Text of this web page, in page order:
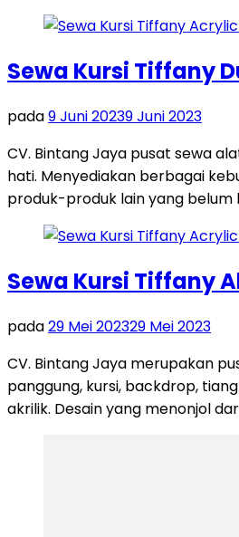
Sewa Kursi Tiffany
pada9 Juni 20239 Juni 2023
CV. Bintang Jaya pusat sewa
hati. Menyediakan berbagai
produk-produk lain yang belum
Sewa Kursi Tiffany
pada29 Mei 202329 Mei 2023
CV. Bintang Jaya merupakan
panggung, kursi, backdrop,
akrilik. Desain yang menonjol